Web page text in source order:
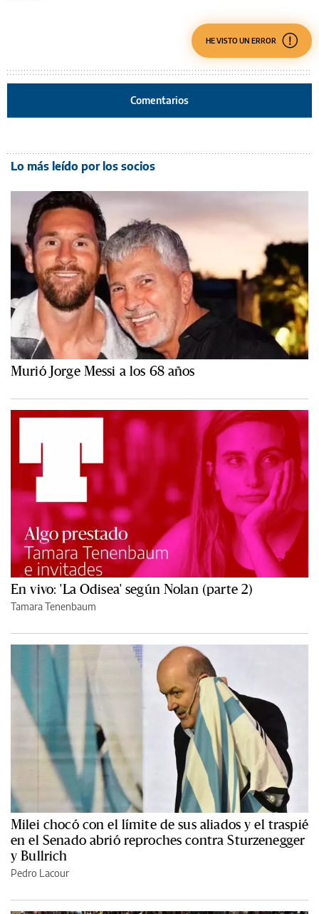
HE VISTO UN ERROR
Comentarios
Lo más leído por los socios
Murió Jorge Messi a los 68 años
En vivo: 'La Odisea' según Nolan (parte 2)
Tamara Tenenbaum
Milei chocó con el límite de sus aliados y el traspié
en el Senado abrió reproches contra Sturzenegger
y Bullrich
Pedro Lacour